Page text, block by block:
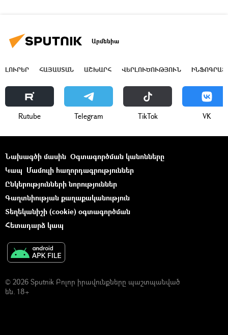
Արմենիա
ԼՈՒՐԵՐ ՀԱՅԱՍՏԱՆ ԱՇԽԱՐՀ ՎԵՐԼՈՒԾՈՒԹՅՈՒՆ
Rutube Telegram ТikТоk VK
Նախագծի մասին Օգտագործման կանոնները
Կապ Մամուլի հաղորդագրություններ
Ընկերությունների նորություններ
Գաղտնիության քաղաքականություն
Տեղեկանիշի (cookie) օգտագործման
Հետադարձ կապ
© 2026 Sputnik Բոլոր իրավունքները պաշտպանված
են. 18+